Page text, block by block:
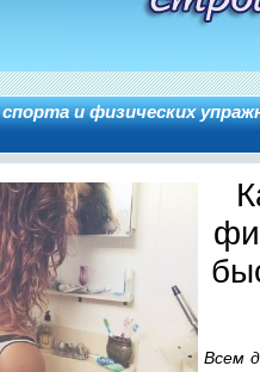
спорта и физических
Всем